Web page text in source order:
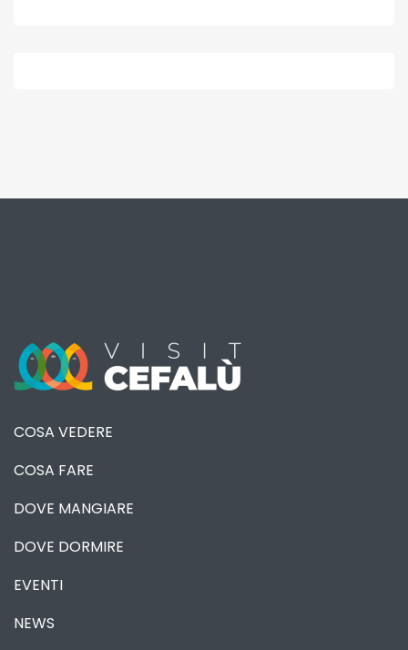
COSA VEDERE
COSA FARE
DOVE MANGIARE
DOVE DORMIRE
EVENTI
NEWS